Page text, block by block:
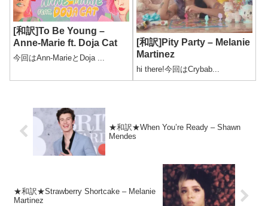
[和訳]To Be Young –
Anne-Marie ft. Doja Cat
今回はAnn-MarieとDoja ...
[和訳]Pity Party – Melanie
Martinez
hi there!今回はCrybab...
★和訳★When You’re Ready – Shawn
Mendes
★和訳★Strawberry Shortcake – Melanie
Martinez